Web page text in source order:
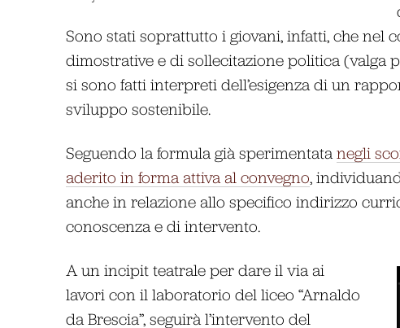
Sono stati soprattutto i giovani, infatti, che nel
dimostrative e di sollecitazione politica (valga
si sono fatti interpreti dell’esigenza di un
sviluppo sostenibile.
Seguendo la formula già sperimentata negli
aderito in forma attiva al convegno,
anche in relazione allo specifico indirizzo
conoscenza e di intervento.
A un incipit teatrale per dare il via ai
lavori con il laboratorio del liceo “Arnaldo
da Brescia”, seguirà l’intervento del